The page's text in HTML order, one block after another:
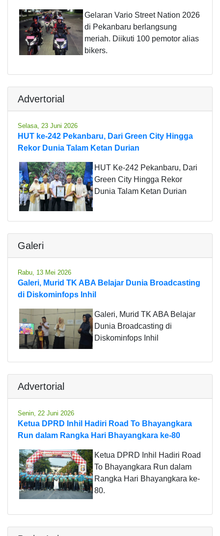
Gelaran Vario Street Nation 2026
di Pekanbaru berlangsung
meriah. Diikuti 100 pemotor alias
bikers.
Advertorial
Selasa, 23 Juni 2026
HUT ke-242 Pekanbaru, Dari Green City Hingga
Rekor Dunia Talam Ketan Durian
HUT Ke-242 Pekanbaru, Dari
Green City Hingga Rekor
Dunia Talam Ketan Durian
Galeri
Rabu, 13 Mei 2026
Galeri, Murid TK ABA Belajar Dunia Broadcasting
di Diskominfops Inhil
Galeri, Murid TK ABA Belajar
Dunia Broadcasting di
Diskominfops Inhil
Advertorial
Senin, 22 Juni 2026
Ketua DPRD Inhil Hadiri Road To Bhayangkara
Run dalam Rangka Hari Bhayangkara ke-80
Ketua DPRD Inhil Hadiri Road
To Bhayangkara Run dalam
Rangka Hari Bhayangkara ke-
80.